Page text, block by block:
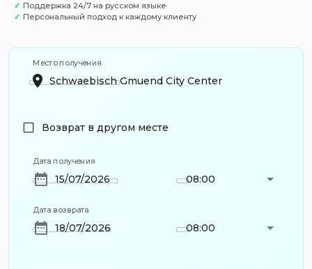
✓ Поддержка 24/7 на русском языке
✓ Персональный подход к каждому клиенту
Место получения
Возврат в другом месте
Дата получения
08:00
Дата возврата
08:00